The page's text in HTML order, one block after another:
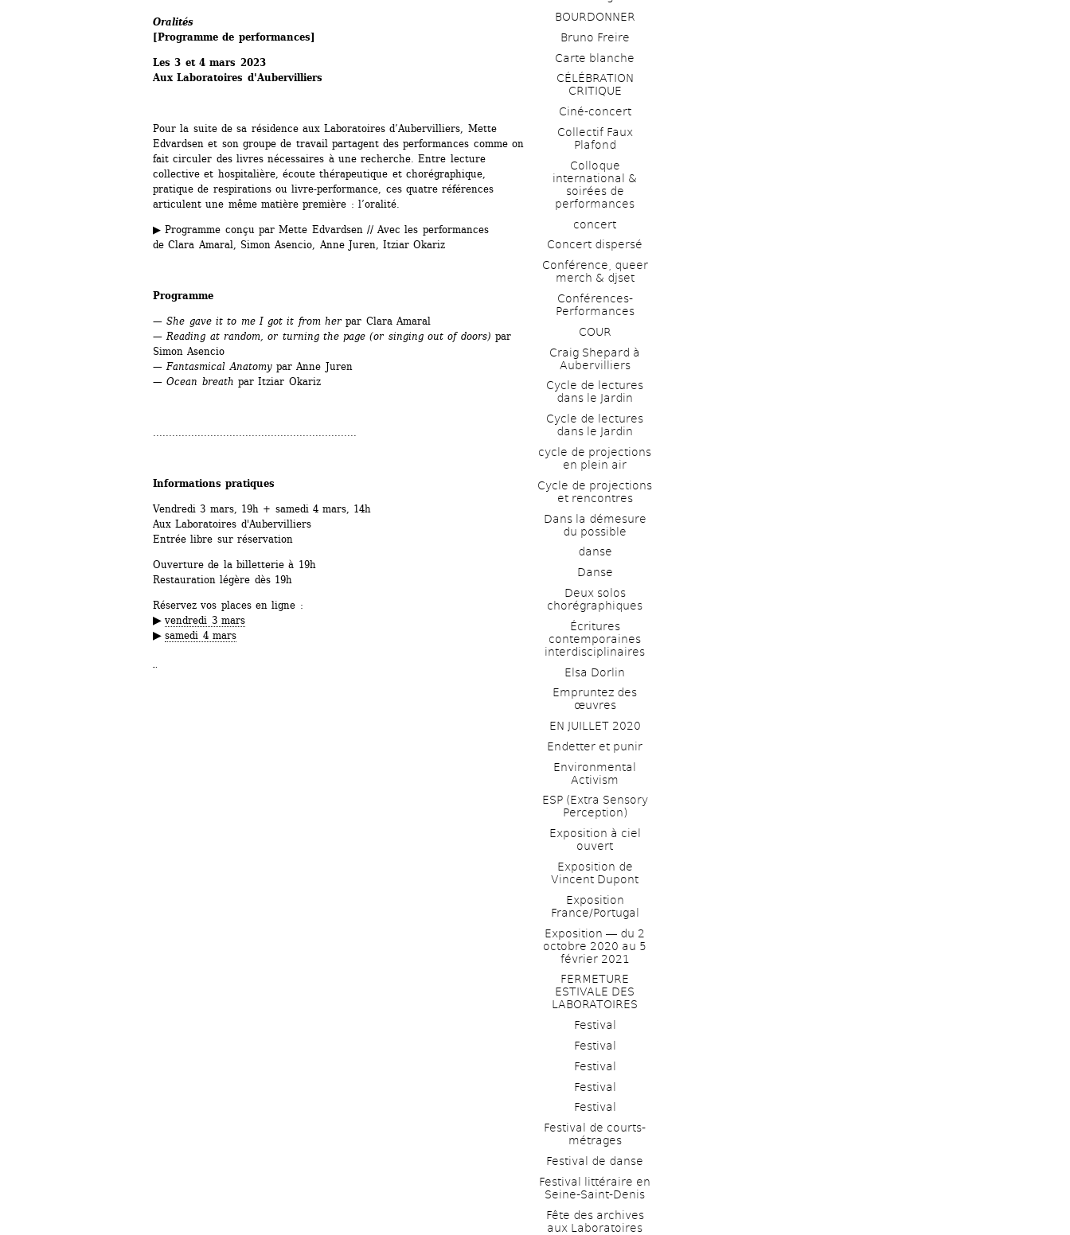
Oralités
[Programme de performances]
Les 3 et 4 mars 2023
Aux Laboratoires d'Aubervilliers
Pour la suite de sa résidence aux Laboratoires d’Aubervilliers, Mette
Edvardsen et son groupe de travail partagent des performances comme on
fait circuler des livres nécessaires à une recherche. Entre lecture
collective et hospitalière, écoute thérapeutique et chorégraphique,
pratique de respirations ou livre-performance, ces quatre références
articulent une même matière première : l’oralité.
▶ Programme conçu par Mette Edvardsen // Avec les performances
de Clara Amaral, Simon Asencio, Anne Juren, Itziar Okariz
Programme
— She gave it to me I got it from her par Clara Amaral
— Reading at random, or turning the page (or singing out of doors) par
Simon Asencio
— Fantasmical Anatomypar Anne Juren
— Ocean breath par Itziar Okariz
Informations pratiques
Vendredi 3 mars, 19h + samedi 4 mars, 14h
Aux Laboratoires d'Aubervilliers
Entrée libre sur réservation
Ouverture de la billetterie à 19h
Restauration légère dès 19h
Réservez vos places en ligne :
▶ vendredi 3 mars
▶ samedi 4 mars
BOURDONNER
Bruno Freire
Carte blanche
CÉLÉBRATION
CRITIQUE
Ciné-concert
Collectif Faux
Plafond
Colloque
international &
soirées de
performances
concert
Concert dispersé
Conférence, queer
merch & djset
Conférences-
Performances
COUR
Craig Shepard à
Aubervilliers
Cycle de lectures
dans le Jardin
Cycle de lectures
dans le Jardin
cycle de projections
en plein air
Cycle de projections
et rencontres
Dans la démesure
du possible
danse
Danse
Deux solos
chorégraphiques
Écritures
contemporaines
interdisciplinaires
Elsa Dorlin
Empruntez des
œuvres
EN JUILLET 2020
Endetter et punir
Environmental
Activism
ESP (Extra Sensory
Perception)
Exposition à ciel
ouvert
Exposition de
Vincent Dupont
Exposition
France/Portugal
Exposition ― du 2
octobre 2020 au 5
février 2021
FERMETURE
ESTIVALE DES
LABORATOIRES
Festival
Festival
Festival
Festival
Festival
Festival de courts-
métrages
Festival de danse
Festival littéraire en
Seine-Saint-Denis
Fête des archives
aux Laboratoires